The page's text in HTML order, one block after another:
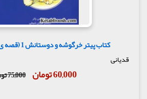
کتاب پیتر خرگوشه و دوستانش 1 (قصه ی پیتر خرگوشه )
قدیانی
60,000 تومان 75,000 تومان